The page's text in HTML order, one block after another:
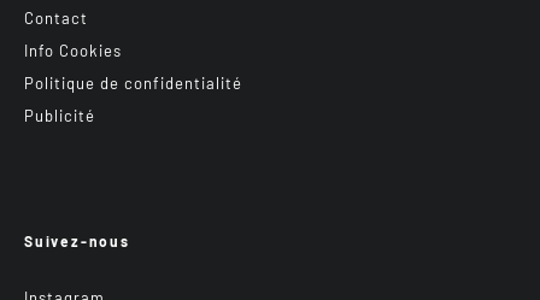
Contact
Info Cookies
Politique de confidentialité
Publicité
Suivez-nous